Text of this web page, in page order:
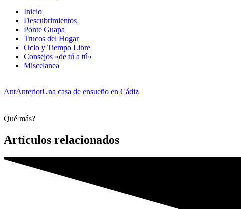
Inicio
Descubrimientos
Ponte Guapa
Trucos del Hogar
Ocio y Tiempo Libre
Consejos «de tú a tú»
Miscelanea
AntAnteriorUna casa de ensueño en Cádiz
Qué más?
Artículos relacionados